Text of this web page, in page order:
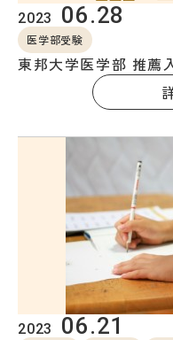
2023 06.28
医学部受験
東邦大学医学部 推薦
2023 06.21